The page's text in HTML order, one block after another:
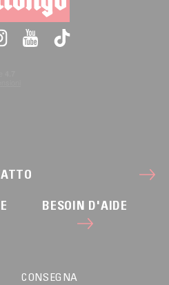
BESOIN D'AIDE
CONSEGNA